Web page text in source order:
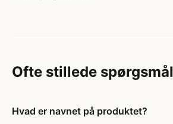
Ofte stillede spørgsmål
Hvad er navnet på produktet?